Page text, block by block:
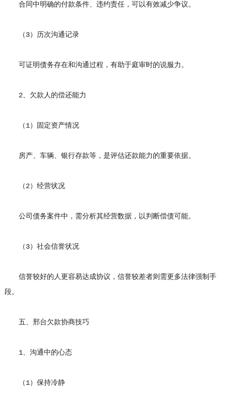
合同中明确的付款条件、违约责任，可以有效减少争议。
（3）历次沟通记录
可证明债务存在和沟通过程，有助于庭审时的说服力。
2、欠款人的偿还能力
（1）固定资产情况
房产、车辆、银行存款等，是评估还款能力的重要依据。
（2）经营状况
公司债务案件中，需分析其经营数据，以判断偿债可能。
（3）社会信誉状况
信誉较好的人更容易达成协议，信誉较差者则需更多法律强制手
段。
五、邢台欠款协商技巧
1、沟通中的心态
（1）保持冷静